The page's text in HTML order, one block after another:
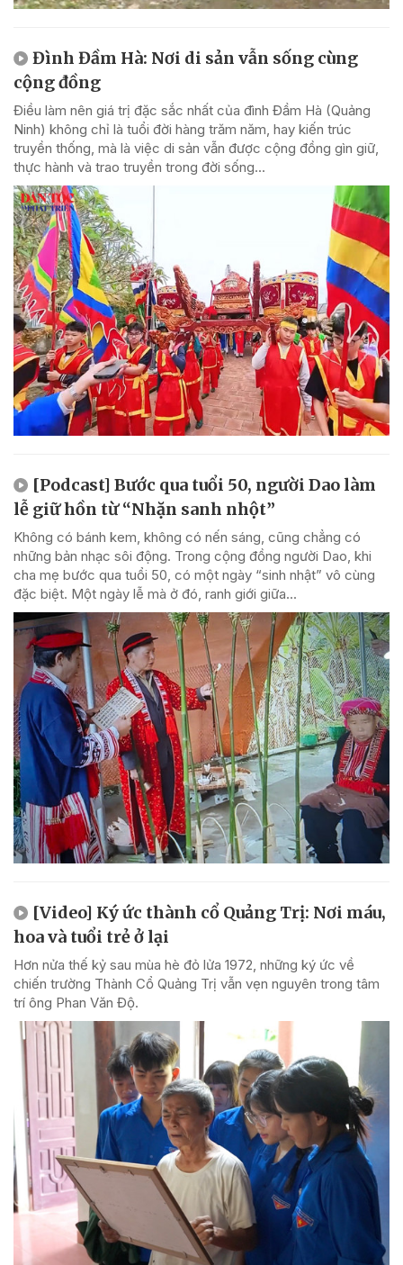
Đình Đầm Hà: Nơi di sản vẫn sống cùng
cộng đồng
Điều làm nên giá trị đặc sắc nhất của đình Đầm Hà (Quảng
Ninh) không chỉ là tuổi đời hàng trăm năm, hay kiến trúc
truyền thống, mà là việc di sản vẫn được cộng đồng gìn giữ,
thực hành và trao truyền trong đời sống...
[Podcast] Bước qua tuổi 50, người Dao làm
lễ giữ hồn từ “Nhặn sanh nhột”
Không có bánh kem, không có nến sáng, cũng chẳng có
những bản nhạc sôi động. Trong cộng đồng người Dao, khi
cha mẹ bước qua tuổi 50, có một ngày “sinh nhật” vô cùng
đặc biệt. Một ngày lễ mà ở đó, ranh giới giữa...
[Video] Ký ức thành cổ Quảng Trị: Nơi máu,
hoa và tuổi trẻ ở lại
Hơn nửa thế kỷ sau mùa hè đỏ lửa 1972, những ký ức về
chiến trường Thành Cổ Quảng Trị vẫn vẹn nguyên trong tâm
trí ông Phan Văn Độ.